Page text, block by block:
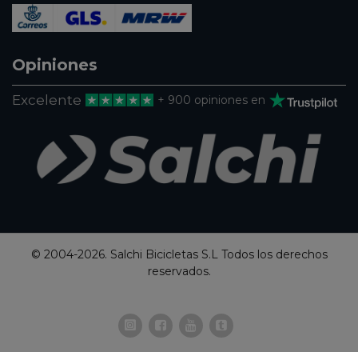
Opiniones
Excelente + 900 opiniones en
© 2004-2026. Salchi Bicicletas S.L Todos los derechos
reservados.